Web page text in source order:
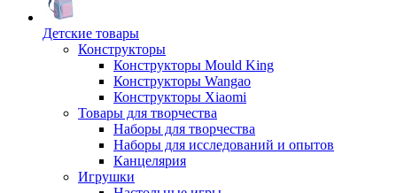
Детские товары
Конструкторы
Конструкторы Mould King
Конструкторы Wangao
Конструкторы Xiaomi
Товары для творчества
Наборы для творчества
Наборы для исследований и опытов
Канцелярия
Игрушки